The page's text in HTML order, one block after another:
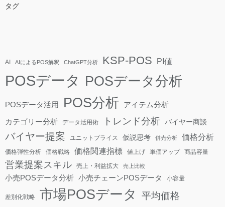
タグ
AI AIによるPOS解釈 ChatGPT分析 KSP-POS PI値
POSデータ POSデータ分析
POSデータ活用 POS分析 アイテム分析
カテゴリー分析 データ活用術 トレンド分析 バイヤー商談
バイヤー提案 ユニットプライス 仮説思考 併売分析 価格分析
価格弾性分析 価格戦略 価格関連指標 値上げ 単価アップ 商品容量
営業提案スキル 売上・利益拡大 売上比較
小売POSデータ分析 小売チェーンPOSデータ 小容量
差別化戦略 市場POSデータ 平均価格